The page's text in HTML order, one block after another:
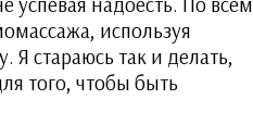
используя
стараюсь так и делать,
того, чтобы быть